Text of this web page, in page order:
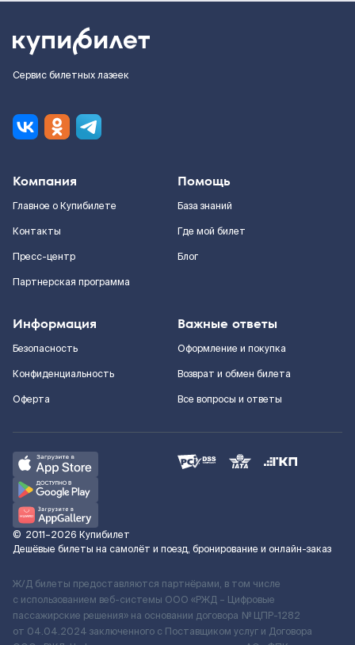
Сервис билетных лазеек
Компания
Главное о Купибилете
Контакты
Пресс-центр
Партнерская программа
Помощь
База знаний
Где мой билет
Блог
Информация
Безопасность
Конфиденциальность
Оферта
Важные ответы
Оформление и покупка
Возврат и обмен билета
Все вопросы и ответы
© 2011–2026 Купибилет
Дешёвые билеты на самолёт и поезд, бронирование и онлайн-заказ
Ж/Д билеты предоставляются партнёрами, в том числе
с использованием веб-системы ООО «РЖД – Цифровые
пассажирские решения» на основании договора № ЦПР-1282
от 04.04.2024 заключенного с Поставщиком услуг и Договора